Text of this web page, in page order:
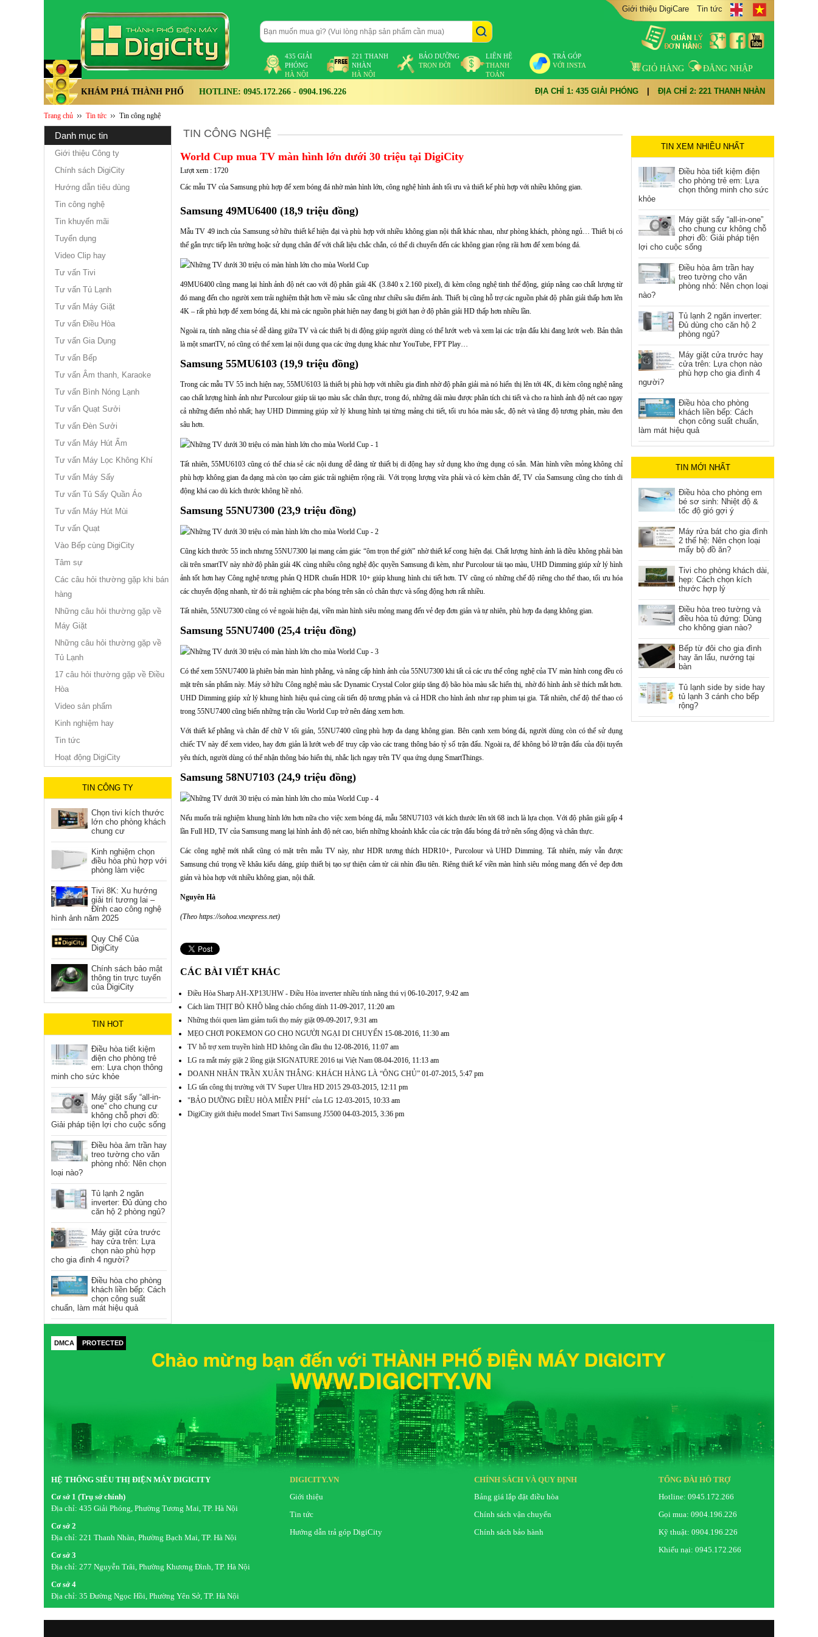
435 GIẢI
PHÓNG
HÀ NỘI
221 THANH
NHÀN
HÀ NỘI
BẢO DƯỠNG
TRỌN ĐỜI
LIÊN HỆ
THANH
TOÁN
TRẢ GÓP
VỚI INSTA
Giới thiệu DigiCare Tin tức
GIỎ HÀNG ĐĂNG NHẬP
KHÁM PHÁ THÀNH PHỐ HOTLINE: 0945.172.266 - 0904.196.226 ĐỊA CHỈ 1: 435 GIẢI PHÓNG ĐỊA CHỈ 2: 221 THANH NHÀN
Trang chủ Tin tức Tin công nghệ
danh mục tin
Giới thiệu Công ty
Chính sách DigiCity
Hướng dẫn tiêu dùng
Tin công nghệ
Tin khuyến mãi
Tuyển dụng
Video Clip hay
Tư vấn Tivi
Tư vấn Tủ Lạnh
Tư vấn Máy Giặt
Tư vấn Điều Hòa
Tư vấn Gia Dụng
Tư vấn Bếp
Tư vấn Âm thanh, Karaoke
Tư vấn Bình Nóng Lạnh
Tư vấn Quạt Sưởi
Tư vấn Đèn Sưởi
Tư vấn Máy Hút Ẩm
Tư vấn Máy Lọc Không Khí
Tư vấn Máy Sấy
Tư vấn Tủ Sấy Quần Áo
Tư vấn Máy Hút Mùi
Tư vấn Quạt
Vào Bếp cùng DigiCity
Tâm sự
Các câu hỏi thường gặp khi bán
hàng
Những câu hỏi thường gặp về
Máy Giặt
Những câu hỏi thường gặp về
Tủ Lạnh
17 câu hỏi thường gặp về Điều
Hòa
Video sản phẩm
Kinh nghiệm hay
Tin tức
Hoạt động DigiCity
TIN CÔNG TY
Chọn tivi kích thước
lớn cho phòng khách
chung cư
Kinh nghiệm chọn
điều hòa phù hợp với
phòng làm việc
Tivi 8K: Xu hướng
giải trí tương lai –
Đỉnh cao công nghệ
hình ảnh năm 2025
Quy Chế Của
DigiCity
Chính sách bảo mật
thông tin trực tuyến
của DigiCity
TIN HOT
Điều hòa tiết kiệm
điện cho phòng trẻ
em: Lựa chọn thông
minh cho sức khỏe
Máy giặt sấy “all-in-
one” cho chung cư
không chỗ phơi đồ:
Giải pháp tiện lợi cho cuộc sống
Điều hòa âm trần hay
treo tường cho văn
phòng nhỏ: Nên chọn
loại nào?
Tủ lạnh 2 ngăn
inverter: Đủ dùng cho
căn hộ 2 phòng ngủ?
Máy giặt cửa trước
hay cửa trên: Lựa
chọn nào phù hợp
cho gia đình 4 người?
Điều hòa cho phòng
khách liền bếp: Cách
chọn công suất
chuẩn, làm mát hiệu quả
TIN CÔNG NGHỆ
World Cup mua TV màn hình lớn dưới 30 triệu tại DigiCity
Lượt xem : 1720
Các mẫu TV của Samsung phù hợp để xem bóng đá nhờ màn hình lớn, công nghệ hình ảnh tối ưu và thiết kế phù hợp với nhiều không gian.
Samsung 49MU6400 (18,9 triệu đồng)
Mẫu TV 49 inch của Samsung sở hữu thiết kế hiện đại và phù hợp với nhiều không gian nội thất khác nhau, như phòng khách, phòng ngủ… Thiết bị có
thể gắn trực tiếp lên tường hoặc sử dụng chân đế với chất liệu chắc chắn, có thể di chuyển đến các không gian rộng rãi hơn để xem bóng đá.
49MU6400 cũng mang lại hình ảnh độ nét cao với độ phân giải 4K (3.840 x 2.160 pixel), đi kèm công nghệ tinh thể động, giúp nâng cao chất lượng từ
đó mang đến cho người xem trải nghiệm thật hơn về màu sắc cũng như chiều sâu điểm ảnh. Thiết bị cũng hỗ trợ các nguồn phát độ phân giải thấp hơn lên
4K – rất phù hợp để xem bóng đá, khi mà các nguồn phát hiện nay đang bị giới hạn ở độ phân giải HD thấp hơn nhiều lần.
Ngoài ra, tính năng chia sẻ dễ dàng giữa TV và các thiết bị di động giúp người dùng có thể lướt web và xem lại các trận đấu khi đang lướt web. Bản thân
là một smartTV, nó cũng có thể xem lại nội dung qua các ứng dụng khác như YouTube, FPT Play…
Samsung 55MU6103 (19,9 triệu đồng)
Trong các mẫu TV 55 inch hiện nay, 55MU6103 là thiết bị phù hợp với nhiều gia đình nhờ độ phân giải mà nó hiển thị lên tới 4K, đi kèm công nghệ nâng
cao chất lượng hình ảnh như Purcolour giúp tái tạo màu sắc chân thực, trong đó, những dải màu được phân tích chi tiết và cho ra hình ảnh độ nét cao ngay
cả những điểm nhỏ nhất; hay UHD Dimming giúp xử lý khung hình tại từng mảng chi tiết, tối ưu hóa màu sắc, độ nét và tăng độ tương phản, màu đen
sâu hơn.
Tất nhiên, 55MU6103 cũng có thể chia sẻ các nội dung dễ dàng từ thiết bị di động hay sử dụng kho ứng dụng có sẵn. Màn hình viền mỏng không chỉ
phù hợp không gian đa dạng mà còn tạo cảm giác trải nghiệm rộng rãi. Với trọng lượng vừa phải và có kèm chân đế, TV của Samsung cũng cho tính di
động khá cao dù kích thước không hề nhỏ.
Samsung 55NU7300 (23,9 triệu đồng)
Cũng kích thước 55 inch nhưng 55NU7300 lại mang cảm giác “ôm trọn thế giới” nhờ thiết kế cong hiện đại. Chất lượng hình ảnh là điều không phải bàn
cãi trên smartTV này nhờ độ phân giải 4K cùng nhiều công nghệ độc quyền Samsung đi kèm, như Purcolour tái tạo màu, UHD Dimming giúp xử lý hình
ảnh tốt hơn hay Công nghệ tương phản Q HDR chuẩn HDR 10+ giúp khung hình chi tiết hơn. TV cũng có những chế độ riêng cho thể thao, tối ưu hóa
các chuyển động nhanh, từ đó trải nghiệm các pha bóng trên sân cỏ chân thực và sống động hơn rất nhiều.
Tất nhiên, 55NU7300 cũng có vẻ ngoài hiện đại, viền màn hình siêu mỏng mang đến vẻ đẹp đơn giản và tự nhiên, phù hợp đa dạng không gian.
Samsung 55NU7400 (25,4 triệu đồng)
Có thể xem 55NU7400 là phiên bản màn hình phẳng, và nâng cấp hình ảnh của 55NU7300 khi tất cả các ưu thế công nghệ của TV màn hình cong đều có
mặt trên sản phẩm này. Máy sở hữu Công nghệ màu sắc Dynamic Crystal Color giúp tăng độ bão hòa màu sắc hiển thị, nhờ đó hình ảnh sẽ thích mắt hơn.
UHD Dimming giúp xử lý khung hình hiệu quả cùng cải tiến độ tương phản và cả HDR cho hình ảnh như rạp phim tại gia. Tất nhiên, chế độ thể thao có
trong 55NU7400 cũng biến những trận cầu World Cup trở nên đáng xem hơn.
Với thiết kế phẳng và chân đế chữ V tối giản, 55NU7400 cũng phù hợp đa dạng không gian. Bên cạnh xem bóng đá, người dùng còn có thể sử dụng
chiếc TV này để xem video, hay đơn giản là lướt web để truy cập vào các trang thông báo tỷ số trận đấu. Ngoài ra, để không bỏ lỡ trận đấu của đội tuyển
yêu thích, người dùng có thể nhận thông báo hiển thị, nhắc lịch ngay trên TV qua ứng dụng SmartThings.
Samsung 58NU7103 (24,9 triệu đồng)
Nếu muốn trải nghiệm khung hình lớn hơn nữa cho việc xem bóng đá, mẫu 58NU7103 với kích thước lên tới 68 inch là lựa chọn. Với độ phân giải gấp 4
lần Full HD, TV của Samsung mang lại hình ảnh độ nét cao, biến những khoảnh khắc của các trận đấu bóng đá trở nên sống động và chân thực.
Các công nghệ mới nhất cũng có mặt trên mẫu TV này, như HDR tương thích HDR10+, Purcolour và UHD Dimming. Tất nhiên, máy vẫn được
Samsung chú trọng về khâu kiểu dáng, giúp thiết bị tạo sự thiện cảm từ cái nhìn đầu tiên. Riêng thiết kế viền màn hình siêu mỏng mang đến vẻ đẹp đơn
giản và hòa hợp với nhiều không gian, nội thất.
Nguyên Hà
(Theo https://sohoa.vnexpress.net)
CÁC BÀI VIẾT KHÁC
Điều Hòa Sharp AH-XP13UHW - Điều Hòa inverter nhiều tính năng thú vị 06-10-2017, 9:42 am
Cách làm THỊT BÒ KHÔ bằng chảo chống dính 11-09-2017, 11:20 am
Những thói quen làm giảm tuổi thọ máy giặt 09-09-2017, 9:31 am
MẸO CHƠI POKEMON GO CHO NGƯỜI NGẠI DI CHUYỂN 15-08-2016, 11:30 am
TV hỗ trợ xem truyền hình HD không cần đầu thu 12-08-2016, 11:07 am
LG ra mắt máy giặt 2 lồng giặt SIGNATURE 2016 tại Việt Nam 08-04-2016, 11:13 am
DOANH NHÂN TRẦN XUÂN THẮNG: KHÁCH HÀNG LÀ “ÔNG CHỦ” 01-07-2015, 5:47 pm
LG tấn công thị trường với TV Super Ultra HD 2015 29-03-2015, 12:11 pm
"BẢO DƯỠNG ĐIỀU HÒA MIỄN PHÍ" của LG 12-03-2015, 10:33 am
DigiCity giới thiệu model Smart Tivi Samsung J5500 04-03-2015, 3:36 pm
TIN XEM NHIỀU NHẤT
Điều hòa tiết kiệm điện
cho phòng trẻ em: Lựa
chọn thông minh cho sức
khỏe
Máy giặt sấy “all-in-one”
cho chung cư không chỗ
phơi đồ: Giải pháp tiện
lợi cho cuộc sống
Điều hòa âm trần hay
treo tường cho văn
phòng nhỏ: Nên chọn loại
nào?
Tủ lạnh 2 ngăn inverter:
Đủ dùng cho căn hộ 2
phòng ngủ?
Máy giặt cửa trước hay
cửa trên: Lựa chọn nào
phù hợp cho gia đình 4
người?
Điều hòa cho phòng
khách liền bếp: Cách
chọn công suất chuẩn,
làm mát hiệu quả
TIN MỚI NHẤT
Điều hòa cho phòng em
bé sơ sinh: Nhiệt độ &
tốc độ gió gợi ý
Máy rửa bát cho gia đình
2 thế hệ: Nên chọn loại
mấy bộ đồ ăn?
Tivi cho phòng khách dài,
hẹp: Cách chọn kích
thước hợp lý
Điều hòa treo tường và
điều hòa tủ đứng: Dùng
cho không gian nào?
Bếp từ đôi cho gia đình
hay ăn lẩu, nướng tại
bàn
Tủ lạnh side by side hay
tủ lạnh 3 cánh cho bếp
rộng?
DMCA PROTECTED
HỆ THỐNG SIÊU THỊ ĐIỆN MÁY DIGICITY
Cơ sở 1 (Trụ sở chính)
Địa chỉ: 435 Giải Phóng, Phường Tương Mai, TP. Hà Nội
Cơ sở 2
Địa chỉ: 221 Thanh Nhàn, Phường Bạch Mai, TP. Hà Nội
Cơ sở 3
Địa chỉ: 277 Nguyễn Trãi, Phường Khương Đình, TP. Hà Nội
Cơ sở 4
Địa chỉ: 35 Đường Ngọc Hồi, Phường Yên Sở, TP. Hà Nội
DIGICITY.VN
Giới thiệu
Tin tức
Hướng dẫn trả góp DigiCity
CHÍNH SÁCH VÀ QUY ĐỊNH
Bảng giá lắp đặt điều hòa
Chính sách vận chuyển
Chính sách bảo hành
TỔNG ĐÀI HỖ TRỢ
Hotline: 0945.172.266
Gọi mua: 0904.196.226
Kỹ thuật: 0904.196.226
Khiếu nại: 0945.172.266